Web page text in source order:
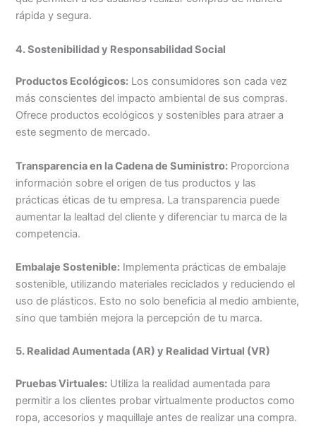
rápida y segura.
4. Sostenibilidad y Responsabilidad Social
Productos Ecológicos: Los consumidores son cada vez
más conscientes del impacto ambiental de sus compras.
Ofrece productos ecológicos y sostenibles para atraer a
este segmento de mercado.
Transparencia en la Cadena de Suministro: Proporciona
información sobre el origen de tus productos y las
prácticas éticas de tu empresa. La transparencia puede
aumentar la lealtad del cliente y diferenciar tu marca de la
competencia.
Embalaje Sostenible: Implementa prácticas de embalaje
sostenible, utilizando materiales reciclados y reduciendo el
uso de plásticos. Esto no solo beneficia al medio ambiente,
sino que también mejora la percepción de tu marca.
5. Realidad Aumentada (AR) y Realidad Virtual (VR)
Pruebas Virtuales: Utiliza la realidad aumentada para
permitir a los clientes probar virtualmente productos como
ropa, accesorios y maquillaje antes de realizar una compra.